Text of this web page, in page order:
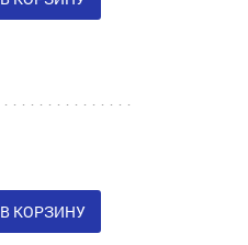
В КОРЗИНУ